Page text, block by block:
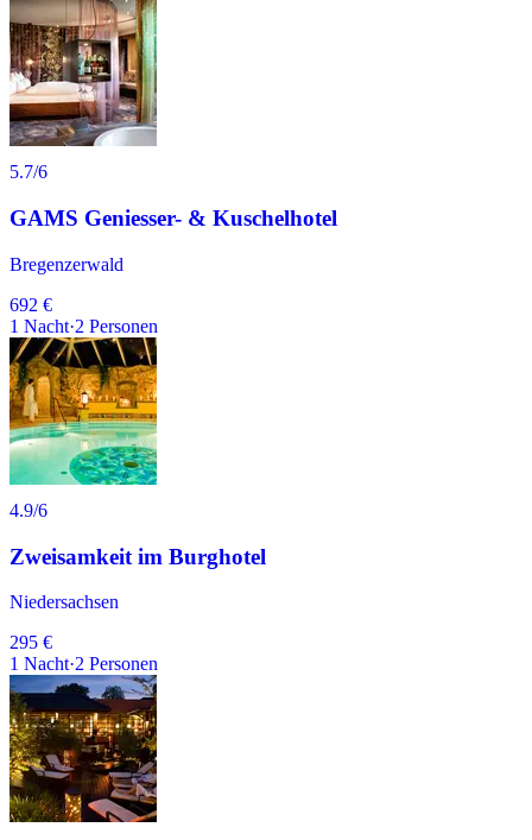
5.7/6
GAMS Geniesser- & Kuschelhotel
Bregenzerwald
692 €
1 Nacht·2 Personen
4.9/6
Zweisamkeit im Burghotel
Niedersachsen
295 €
1 Nacht·2 Personen